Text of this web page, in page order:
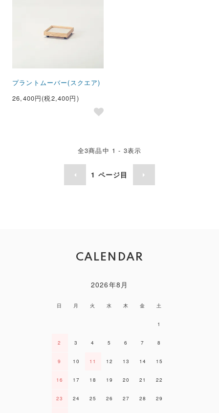
プラントムーバー(スクエア)
26,400円(税2,400円)
全3商品中 1 - 3表示
1 ページ目
CALENDAR
2026年8月
日 月 火 水 木 金 土
1
2 3 4 5 6 7 8
9 10 11 12 13 14 15
16 17 18 19 20 21 22
23 24 25 26 27 28 29